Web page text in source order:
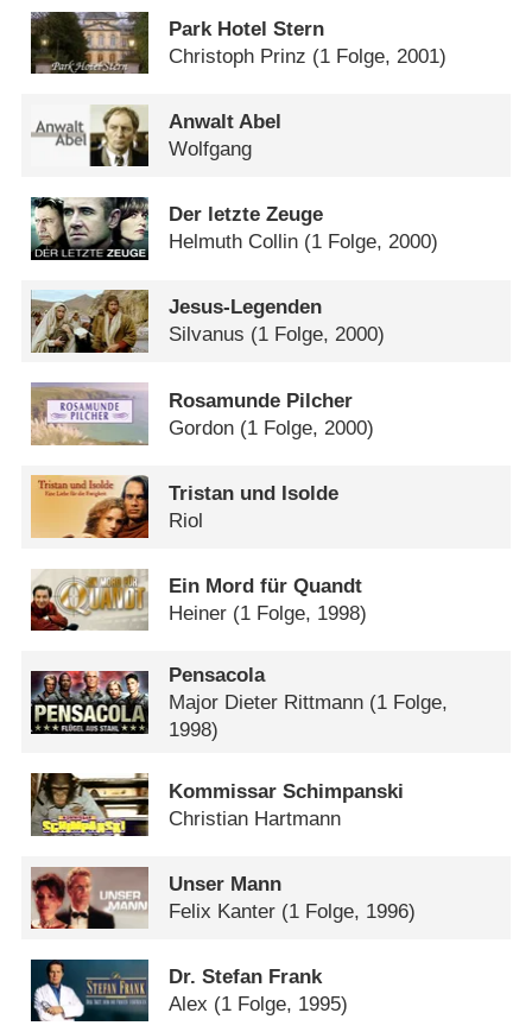
Park Hotel Stern
Christoph Prinz (1 Folge, 2001)
Anwalt Abel
Wolfgang
Der letzte Zeuge
Helmuth Collin (1 Folge, 2000)
Jesus-Legenden
Silvanus (1 Folge, 2000)
Rosamunde Pilcher
Gordon (1 Folge, 2000)
Tristan und Isolde
Riol
Ein Mord für Quandt
Heiner (1 Folge, 1998)
Pensacola
Major Dieter Rittmann (1 Folge,
1998)
Kommissar Schimpanski
Christian Hartmann
Unser Mann
Felix Kanter (1 Folge, 1996)
Dr. Stefan Frank
Alex (1 Folge, 1995)